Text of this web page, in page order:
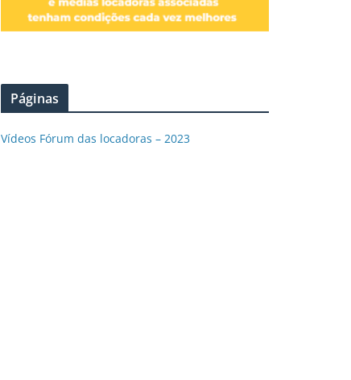
Páginas
Vídeos Fórum das locadoras – 2023